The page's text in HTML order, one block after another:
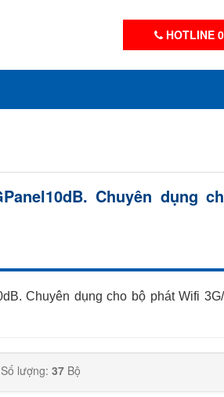
HOTLINE
Chuyên dụng
Chuyên dụng cho bộ phát Wifi
Số lượng: 37Bộ